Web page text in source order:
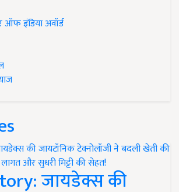
ऑफ इंडिया अवॉर्ड
जायडेक्स की